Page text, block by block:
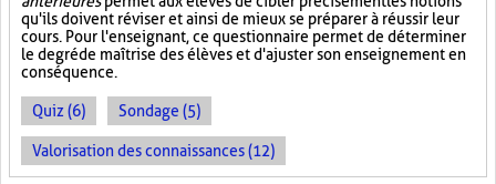
qu'ils doivent réviser et ainsi de mieux se préparer à réussir leur
cours. Pour l'enseignant, ce questionnaire permet de déterminer
le degré de maîtrise des élèves et d'ajuster son enseignement en
conséquence.
Quiz (6) Sondage (5)
Valorisation des connaissances (12)